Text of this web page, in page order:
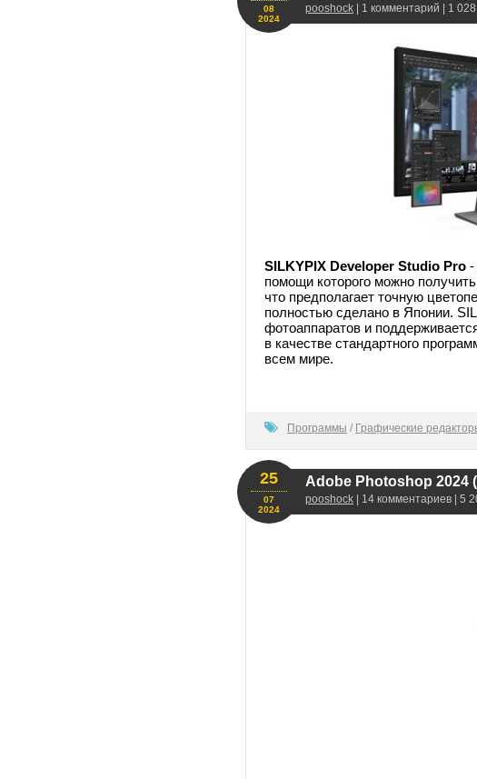
pooshock | 1 комментарий | 1
08
2024
SILKYPIX Developer Studio Pro -
помощи которого можно
что предполагает точную
полностью сделано в Японии.
фотоаппаратов и
в качестве стандартного
всем мире.
Программы / Графические
Adobe Photoshop 2024
pooshock | 14 комментариев | 5
25
07
2024